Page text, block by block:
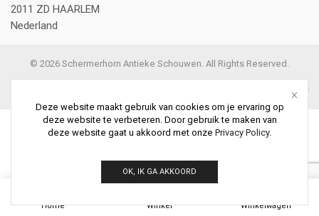
2011 ZD HAARLEM
Nederland
© 2026 Schermerhorn Antieke Schouwen. All Rights Reserved.
Home Winkel Winkelwagen
Deze website maakt gebruik van cookies om je ervaring op
deze website te verbeteren. Door gebruik te maken van
deze website gaat u akkoord met onze Privacy Policy.
OK, IK GA AKKOORD